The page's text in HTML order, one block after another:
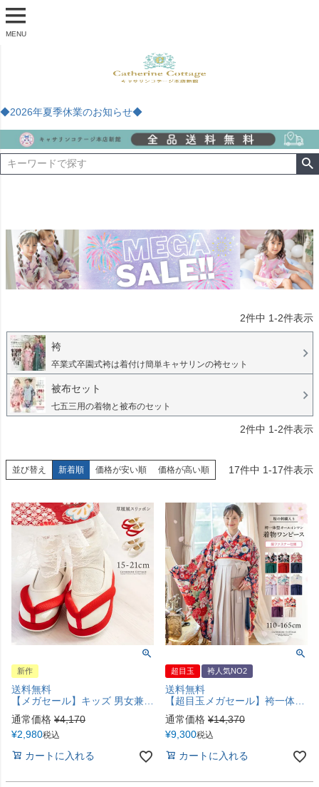
MENU
◆2026年夏季休業のお知らせ◆
2件中 1-2件表示
袴
卒業式卒園式袴は着付け簡単キャサリンの袴セット
被布セット
七五三用の着物と被布のセット
2件中 1-2件表示
並び替え 新着順 価格が安い順 価格が高い順 17件中 1-17件表示
新作
送料無料
【メガセール】キッズ 男女兼用 草履風シューズ 七五三 和装 女の子 男の子 3歳 5歳 7歳 753 履き物 子供靴 靴 赤 ベージュ 白 スリッポン 歩きやすい 履きやすい ゴムストラップ ぺたんこ靴 キャサリンコテージ TAK
通常価格 ¥4,170
¥2,980税込
カートに入れる
超目玉 袴人気NO2
送料無料
【超目玉メガセール】袴一体型オールインワン 脇ファスナー袴ワンピース 小学生 卒業式 卒園式 七五三 お正月 写真撮影 着付け不要 女の子袴 和装 卒業袴 TAK キャサリンコテージ
通常価格 ¥14,370
¥9,300税込
カートに入れる